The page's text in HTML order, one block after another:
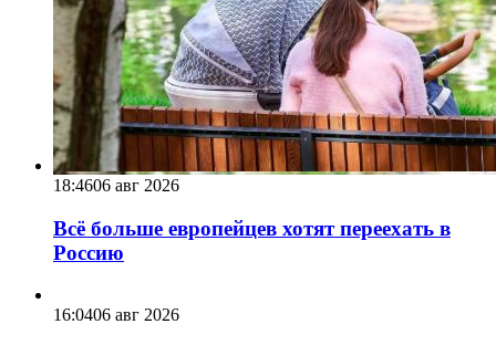
18:4606 авг 2026
Всё больше европейцев хотят переехать в
Россию
16:0406 авг 2026